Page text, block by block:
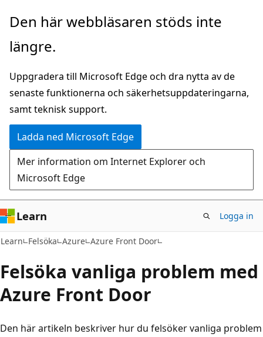
Hoppa
huvudinnehåll
Den här webbläsaren stöds inte
längre.
Uppgradera till Microsoft Edge och dra nytta av de
senaste funktionerna och säkerhetsuppdateringarna,
samt teknisk support.
Ladda ned Microsoft Edge
Mer information om Internet Explorer och
Microsoft Edge
Learn Logga in
Learn Felsöka Azure Azure Front Door
Felsöka vanliga problem med
Azure Front Door
Den här artikeln beskriver hur du felsöker vanliga problem